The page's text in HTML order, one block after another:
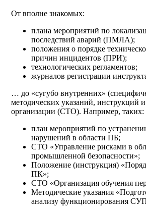
От вполне знакомых:
плана мероприятий по
последствий аварий (ПМЛА);
положения о порядке
причин инцидентов (ПРИ);
технологических регламентов;
журналов регистрации
… до «сугубо внутренних»
методических указаний, инструкций и
организации (СТО). Например, таких:
план мероприятий по
нарушений в области ПБ;
СТО «Управление рисками в
промышленной безопасности»;
Положение (инструкция)
ПК»;
СТО «Организация обучения
Методические указания
анализу функционирования